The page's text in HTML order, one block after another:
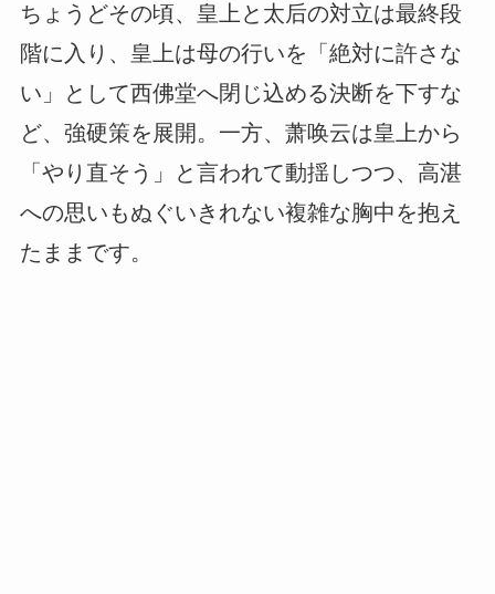
ちょうどその頃、皇上と太后の対立は最終段
階に入り、皇上は母の行いを「絶対に許さな
い」として西佛堂へ閉じ込める決断を下すな
ど、強硬策を展開。一方、萧唤云は皇上から
「やり直そう」と言われて動揺しつつ、高湛
への思いもぬぐいきれない複雑な胸中を抱え
たままです。